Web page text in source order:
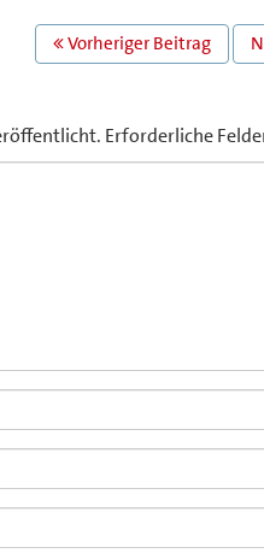
Vorheriger Beitrag
Erforderliche